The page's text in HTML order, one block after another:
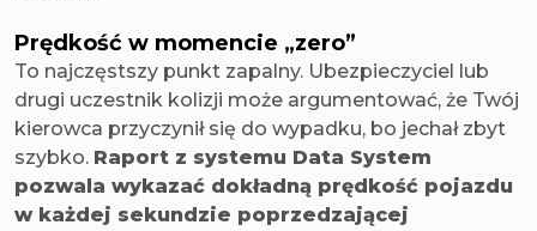
Prędkość w momencie „zero”
To najczęstszy punkt zapalny. Ubezpieczyciel lub
drugi uczestnik kolizji może argumentować, że Twój
kierowca przyczynił się do wypadku, bo jechał zbyt
szybko. Raport z systemu Data System
pozwala wykazać dokładną prędkość pojazdu
w każdej sekundzie poprzedzającej